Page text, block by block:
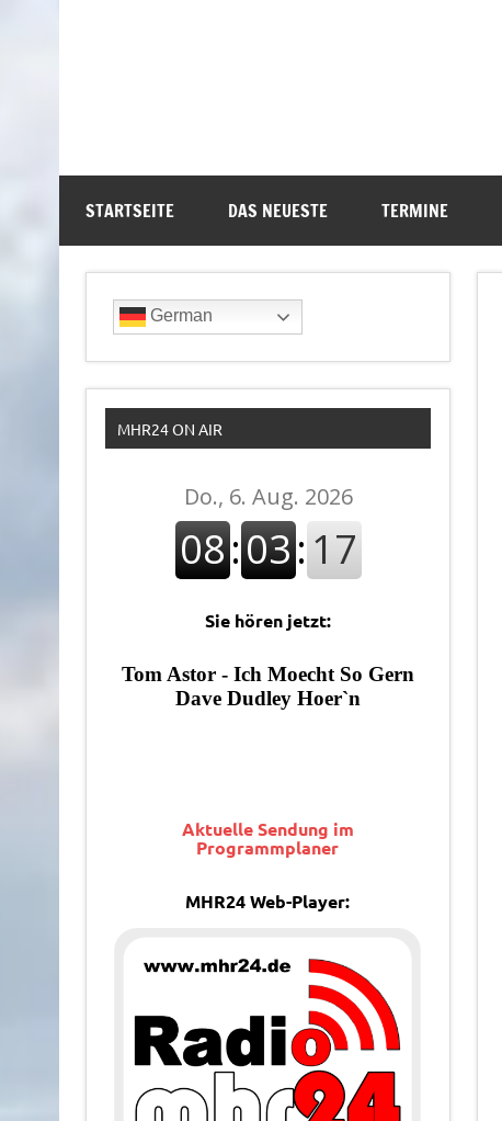
STARTSEITE DAS NEUESTE TERMINE
German
MHR24 ON AIR
Sie hören jetzt:
Aktuelle Sendung im
Programmplaner
MHR24 Web-Player: